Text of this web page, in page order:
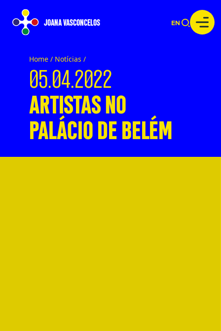
JOANA VASCONCELOS EN
Home / Notícias /
05.04.2022
ARTISTAS NO
PALÁCIO DE BELÉM